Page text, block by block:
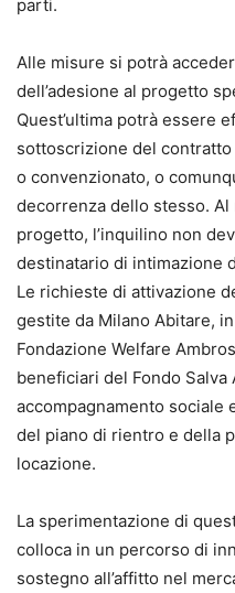
parti.
Alle misure si potrà
dell’adesione al progetto
Quest’ultima potrà essere
sottoscrizione del
o convenzionato, o
decorrenza dello stesso. Al
progetto, l’inquilino non
destinatario di intimazione
Le richieste di attivazione
gestite da Milano Abitare,
Fondazione Welfare
beneficiari del Fondo
accompagnamento sociale
del piano di rientro e della
locazione.
La sperimentazione di
colloca in un percorso di
sostegno all’affitto nel